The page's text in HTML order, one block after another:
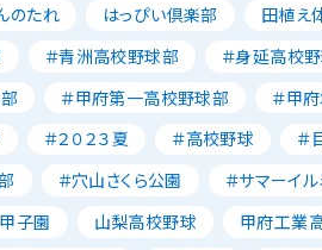
のたれ はっぴい倶楽部 田植え
＃青洲高校野球部
＃身延高校
＃甲府第一高校野球部
＃甲
＃２０２３夏 ＃高校野球
＃
＃穴山さくら公園
＃サマーイ
子園 山梨高校野球
甲府工業